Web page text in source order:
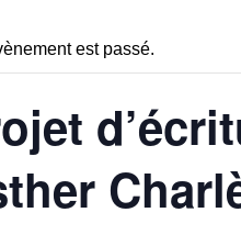
est passé.